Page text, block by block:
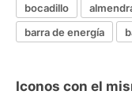
bocadillo
barra de energía
Iconos con el